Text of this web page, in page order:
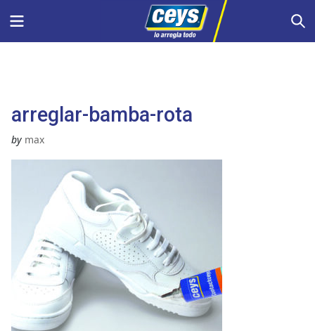
Menu
arreglar-bamba-rota
by max